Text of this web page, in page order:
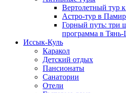
Вертолетный тур
Астро-тур в
Горный путь: три
программа в
Иссык-Куль
Каракол
Детский отдых
Пансионаты
Санатории
Отели